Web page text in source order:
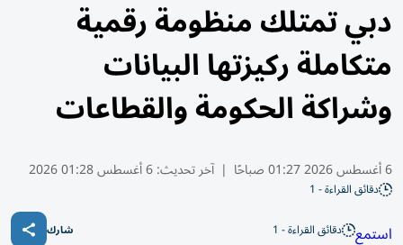
دبي تمتلك منظومة رقمية
متكاملة ركيزتها البيانات
وشراكة الحكومة والقطاعات
6 أغسطس 2026 01:27 صباحًا | آخر تحديث:6 أغسطس 01:28 2026
دقائق القراءة - 1
استمع دقائق القراءة - 1 شارك